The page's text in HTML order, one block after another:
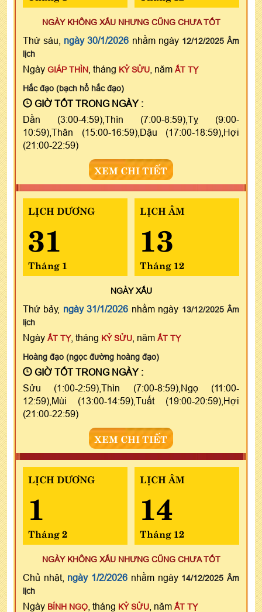
NGÀY KHÔNG XẤU NHƯNG CŨNG CHƯA TỐT
Thứ sáu, ngày 30/1/2026 nhằm ngày 12/12/2025 Âm
lịch
Ngày GIÁP THÌN , tháng KỶ SỬU , năm ẤT TỴ
Hắc đạo (bạch hổ hắc đạo)
GIỜ TỐT TRONG NGÀY :
Dần (3:00-4:59),Thìn (7:00-8:59),Tỵ (9:00-
10:59),Thân (15:00-16:59),Dậu (17:00-18:59),Hợi
(21:00-22:59)
XEM CHI TIẾT
LỊCH DƯƠNG
31
Tháng 1
LỊCH ÂM
13
Tháng 12
NGÀYXẤU
Thứ bảy, ngày 31/1/2026 nhằm ngày 13/12/2025 Âm
lịch
Ngày ẤT TỴ, tháng KỶ SỬU , năm ẤT TỴ
Hoàng đạo (ngọc đường hoàng đạo)
GIỜ TỐT TRONG NGÀY :
Sửu (1:00-2:59),Thìn (7:00-8:59),Ngọ (11:00-
12:59),Mùi (13:00-14:59),Tuất (19:00-20:59),Hợi
(21:00-22:59)
XEM CHI TIẾT
LỊCH DƯƠNG
1
Tháng 2
LỊCH ÂM
14
Tháng 12
NGÀY KHÔNG XẤU NHƯNG CŨNG CHƯA TỐT
Chủ nhật, ngày 1/2/2026 nhằm ngày 14/12/2025 Âm
lịch
Ngày BÍNH NGỌ , tháng KỶ SỬU , năm ẤT TỴ